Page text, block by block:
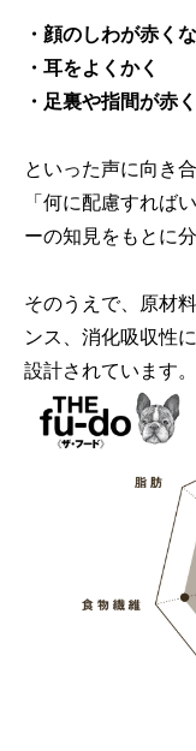
・顔のしわが赤く
・耳をよくかく
・足裏や指間が赤
といった声に向き
「何に配慮すれば
ーの知見をもとに分
そのうえで、原材
ンス、消化吸収性
設計されています。